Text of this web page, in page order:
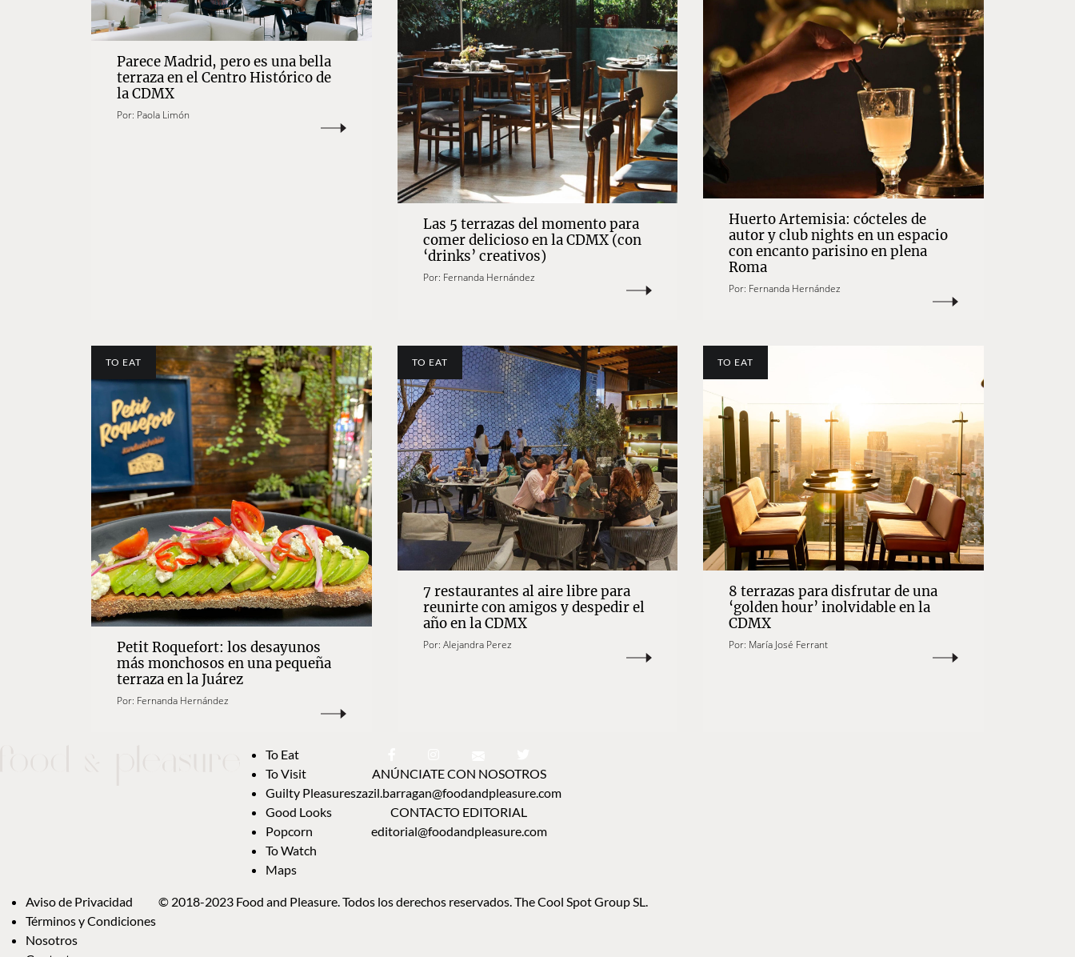
Parece Madrid, pero es una bella
terraza en el Centro Histórico de
la CDMX
Por: Paola Limón
Las 5 terrazas del momento para
comer delicioso en la CDMX (con
‘drinks’ creativos)
Por: Fernanda Hernández
Huerto Artemisia: cócteles de
autor y club nights en un espacio
con encanto parisino en plena
Roma
Por: Fernanda Hernández
TO EAT
Petit Roquefort: los desayunos
más monchosos en una pequeña
terraza en la Juárez
Por: Fernanda Hernández
TO EAT
7 restaurantes al aire libre para
reunirte con amigos y despedir el
año en la CDMX
Por: Alejandra Perez
TO EAT
8 terrazas para disfrutar de una
‘golden hour’ inolvidable en la
CDMX
Por: María José Ferrant
To Eat
To Visit
Guilty Pleasures
Good Looks
Popcorn
To Watch
Maps
ANÚNCIATE CON NOSOTROS
zazil.barragan@foodandpleasure.com
CONTACTO EDITORIAL
editorial@foodandpleasure.com
Aviso de Privacidad
Términos y Condiciones
Nosotros
© 2018-2023 Food and Pleasure. Todos los derechos reservados. The Cool Spot Group SL.